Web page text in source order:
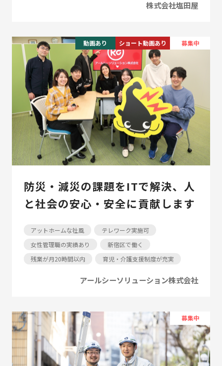
株式会社塩田屋
動画あり ショート動画あり 募集中
防災・減災の課題をITで解決、人
と社会の安心・安全に貢献します
アットホームな社風
テレワーク実施可
女性管理職の実績あり
新宿区で働く
残業が月20時間以内
育児・介護支援制度が充実
アールシーソリューション株式会社
募集中